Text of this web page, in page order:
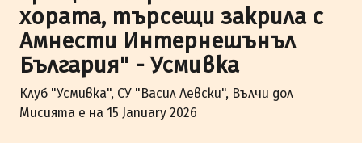
хората, търсещи закрила с
Амнести Интернешънъл
България" - Усмивка
Клуб "Усмивка", СУ "Васил Левски", Вълчи дол
Мисията е на 15 January 2026